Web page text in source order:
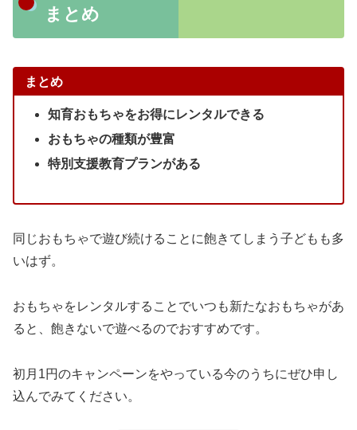
まとめ
まとめ
知育おもちゃをお得にレンタルできる
おもちゃの種類が豊富
特別支援教育プランがある
同じおもちゃで遊び続けることに飽きてしまう子どもも多
いはず。
おもちゃをレンタルすることでいつも新たなおもちゃがあ
ると、飽きないで遊べるのでおすすめです。
初月1円のキャンペーンをやっている今のうちにぜひ申し
込んでみてください。